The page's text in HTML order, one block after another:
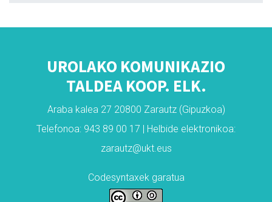
UROLAKO KOMUNIKAZIO
TALDEA KOOP. ELK.
Araba kalea 27 20800 Zarautz (Gipuzkoa)
Telefonoa: 943 89 00 17 | Helbide elektronikoa:
zarautz@ukt.eus
Codesyntaxek garatua